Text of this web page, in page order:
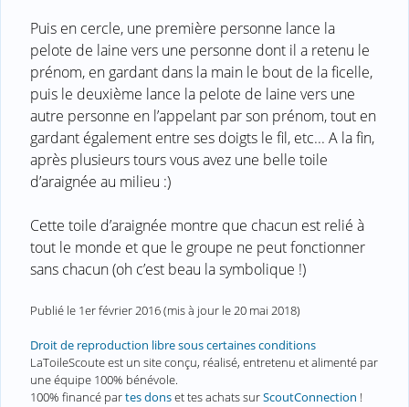
Puis en cercle, une première personne lance la
pelote de laine vers une personne dont il a retenu le
prénom, en gardant dans la main le bout de la ficelle,
puis le deuxième lance la pelote de laine vers une
autre personne en l’appelant par son prénom, tout en
gardant également entre ses doigts le fil, etc... A la fin,
après plusieurs tours vous avez une belle toile
d’araignée au milieu :)
Cette toile d’araignée montre que chacun est relié à
tout le monde et que le groupe ne peut fonctionner
sans chacun (oh c’est beau la symbolique !)
Publié le 1er février 2016(mis à jour le20 mai 2018)
Droit de reproduction libre sous certaines conditions
LaToileScoute est un site conçu, réalisé, entretenu et alimenté par
une équipe 100% bénévole.
100% financé partes donset tes achats surScoutConnection !